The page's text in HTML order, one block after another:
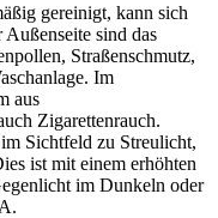
gereinigt, kann sich
sind das
Straßenschmutz,
Im
aus
Zigarettenrauch.
Sichtfeld zu Streulicht,
ist mit einem erhöhten
im Dunkeln oder